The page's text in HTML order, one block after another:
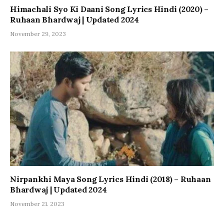
Himachali Syo Ki Daani Song Lyrics Hindi (2020) –
Ruhaan Bhardwaj | Updated 2024
November 29, 2023
Nirpankhi Maya Song Lyrics Hindi (2018) – Ruhaan
Bhardwaj | Updated 2024
November 21, 2023